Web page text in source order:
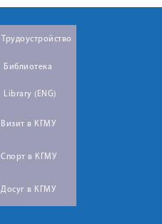
Трудоустройство
Библиотека
Library (ENG)
Визит в КГМУ
Спорт в КГМУ
Досуг в КГМУ